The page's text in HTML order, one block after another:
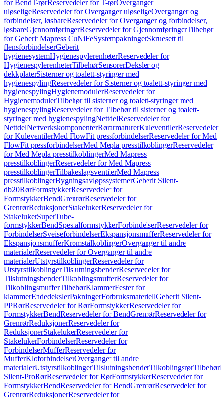
for BendT-rørReservedeler for T-rørOverganger
uløseligeReservedeler for Overganger uløseligeOverganger og
forbindelser, løsbareReservedeler for Overganger og forbindelser,
løsbareGjennomføringerReservedeler for GjennomføringerTilbehør
for Geberit Mapress CuNiFeSystempakningerSkruesett til
flensforbindelserGeberit
hygienesystemHygienespylerenheterReservedeler for
HygienespylerenheterTilbehørSensorerDeksler og
dekkplaterSisterner og toalett-styringer med
hygienespylingReservedeler for Sisterner og toalett-styringer med
hygienespylingHygienemodulerReservedeler for
HygienemodulerTilbehør til sisterner og toalett-styringer med
hygienespylingReservedeler for Tilbehør til sisterner og toalett-
styringer med hygienespylingNettdelReservedeler for
NettdelNettverkskomponenterRørarmaturerKuleventilerReservedeler
for KuleventilerMed FlowFit pressforbindelserReservedeler for Med
FlowFit pressforbindelserMed Mepla presstilkoblingerReservedeler
for Med Mepla presstilkoblingerMed Mapress
presstilkoblingerReservedeler for Med Mapress
presstilkoblingerTilbakeslagsventilerMed Mapress
presstilkoblingerBygningsavløpssystemerGeberit Silent-
db20RørFormstykkerReservedeler for
FormstykkerBendGrenrørReservedeler for
GrenrørReduksjonerStakelukerReservedeler for
StakelukerSuperTube-
formstykkerBendSpesialformstykkerForbindelserReservedeler for
ForbindelserSveiseforbindelserEkspansjonsmufferReservedeler for
EkspansjonsmufferKromstålkoblingerOverganger til andre
materialerReservedeler for Overganger til andre
materialerUtstyrstilkoblingerReservedeler for
UtstyrstilkoblingerTilslutningsbenderReservedeler for
TilslutningsbenderTilkoblingsmufferReservedeler for
TilkoblingsmufferTilbehørKlammerFester for
klammerEndedekslerPakningerForbruksmateriellGeberit Silent-
PPRørReservedeler for RørFormstykkerReservedeler for
FormstykkerBendReservedeler for BendGrenrørReservedeler for
GrenrørReduksjonerReservedeler for
ReduksjonerStakelukerReservedeler for
StakelukerForbindelserReservedeler for
ForbindelserMufferReservedeler for
MufferKloforbindelserOverganger til andre
materialerUtstyrstilkoblingerTilslutningsbenderTilkoblingsrørTilbehør
Silent-ProRørReservedeler for RørFormstykkerReservedeler for
FormstykkerBendReservedeler for BendGrenrørReservedeler for
GrenrørReduksjonerReservedeler for